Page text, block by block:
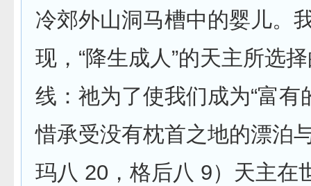
冷郊外山洞马槽中的婴儿。
现，“降生成人”的天主所选
线：祂为了使我们成为“富有
惜承受没有枕首之地的漂泊
玛八 20，格后八 9）天主在